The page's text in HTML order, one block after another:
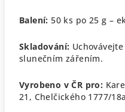
Balení:50 ks po 25 g –
Skladování:
slunečním zářením.
Vyrobeno v ČR pro:
21, Chelčického 1777/